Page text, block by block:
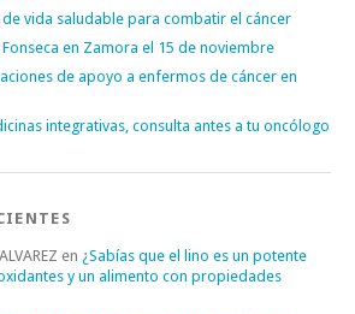
vida saludable para combatir el cáncer
en Zamora el 15 de noviembre
de apoyo a enfermos de cáncer en
integrativas, consulta antes a tu oncólogo
en ¿Sabías que el lino es un potente
y un alimento con propiedades